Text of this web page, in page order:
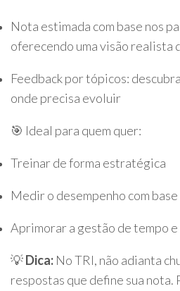
Nota estimada com base nos
oferecendo uma visão realista
Feedback por tópicos:
onde precisa evoluir
🎯 Ideal para quem quer:
Treinar de forma estratégica
Medir o desempenho com
Aprimorar a gestão de tempo
💡Dica: No TRI, não adianta
respostas que define sua nota.